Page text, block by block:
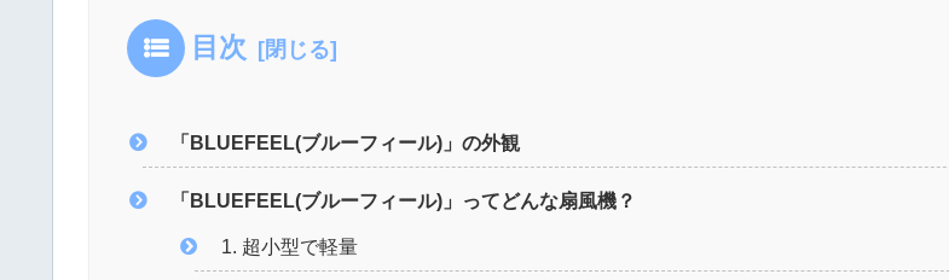
目次
「BLUEFEEL(ブルーフィール)」の外観
「BLUEFEEL(ブルーフィール)」ってどんな扇風機？
1. 超小型で軽量